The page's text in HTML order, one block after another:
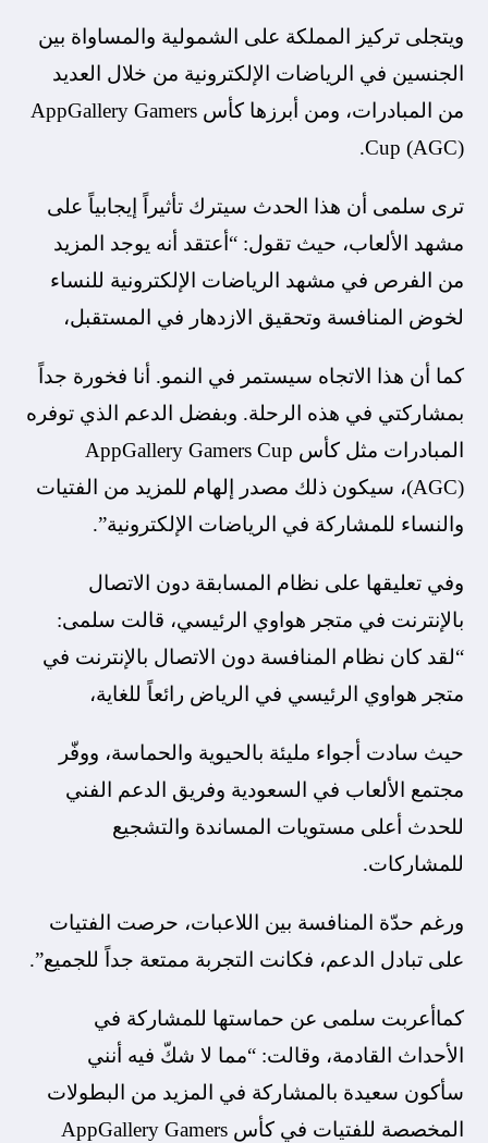
ويتجلى تركيز المملكة على الشمولية والمساواة بين
الجنسين في الرياضات الإلكترونية من خلال العديد
من المبادرات، ومن أبرزها كأس AppGallery Gamers
Cup (AGC).
ترى سلمى أن هذا الحدث سيترك تأثيراً إيجابياً على
مشهد الألعاب، حيث تقول: “أعتقد أنه يوجد المزيد
من الفرص في مشهد الرياضات الإلكترونية للنساء
لخوض المنافسة وتحقيق الازدهار في المستقبل،
كما أن هذا الاتجاه سيستمر في النمو. أنا فخورة جداً
بمشاركتي في هذه الرحلة. وبفضل الدعم الذي توفره
المبادرات مثل كأس AppGallery Gamers Cup
(AGC)، سيكون ذلك مصدر إلهام للمزيد من الفتيات
والنساء للمشاركة في الرياضات الإلكترونية”.
وفي تعليقها على نظام المسابقة دون الاتصال
بالإنترنت في متجر هواوي الرئيسي، قالت سلمى:
“لقد كان نظام المنافسة دون الاتصال بالإنترنت في
متجر هواوي الرئيسي في الرياض رائعاً للغاية،
حيث سادت أجواء مليئة بالحيوية والحماسة، ووفّر
مجتمع الألعاب في السعودية وفريق الدعم الفني
للحدث أعلى مستويات المساندة والتشجيع
للمشاركات.
ورغم حدّة المنافسة بين اللاعبات، حرصت الفتيات
على تبادل الدعم، فكانت التجربة ممتعة جداً للجميع”.
كماأعربت سلمى عن حماستها للمشاركة في
الأحداث القادمة، وقالت: “مما لا شكّ فيه أنني
سأكون سعيدة بالمشاركة في المزيد من البطولات
المخصصة للفتيات في كأس AppGallery Gamers